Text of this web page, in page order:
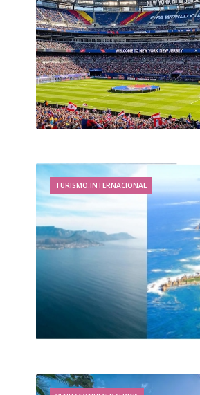
TURISMO.INTERNACIONAL